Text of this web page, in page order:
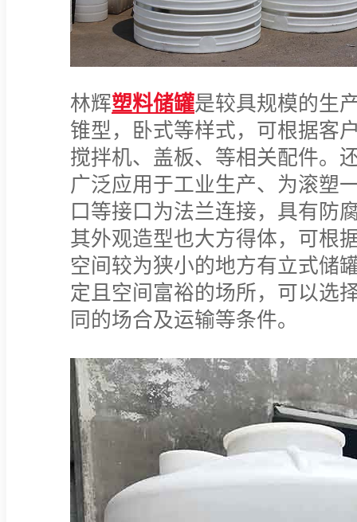
林辉塑料储罐是较具规模的生
锥型，卧式等样式，可根据客
搅拌机、盖板、等相关配件。
广泛应用于工业生产、为滚塑
口等接口为法兰连接，具有防
其外观造型也大方得体，可根
空间较为狭小的地方有立式储
定且空间富裕的场所，可以选
同的场合及运输等条件。